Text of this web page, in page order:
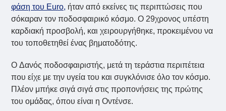
φάση του Euro, ήταν από εκείνες τις περιπτώσεις που
σόκαραν τον ποδοσφαιρικό κόσμο. Ο 29χρονος υπέστη
καρδιακή προσβολή, και χειρουργήθηκε, προκειμένου να
του τοποθετηθεί ένας βηματοδότης.
O Δανός ποδοσφαιριστής, μετά τη τεράστια περιπέτεια
που είχε με την υγεία του και συγκλόνισε όλο τον κόσμο.
Πλέον μπήκε σιγά σιγά στις προπονήσεις της πρώτης
του ομάδας, όπου είναι η Οντένσε.